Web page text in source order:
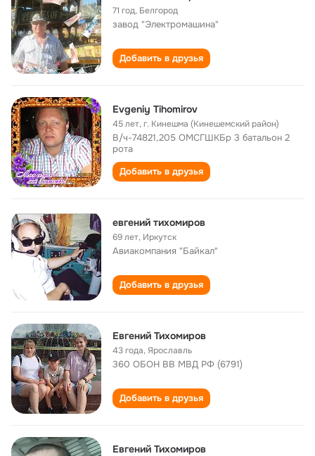
71 год, Белгород
завод "Электромашина"
Добавить в друзья
Evgeniy Tihomirov
45 лет,г. Кинешма (Кинешемский район)
В/ч-74821,205 ОМСГШКБр 3 батальон 2
рота
Добавить в друзья
евгений тихомиров
69 лет, Иркутск
Авиакомпания "Байкал"
Добавить в друзья
Евгений Тихомиров
43 года,Ярославль
360 ОБОН ВВ МВД РФ (6791)
Добавить в друзья
Евгений Тихомиров